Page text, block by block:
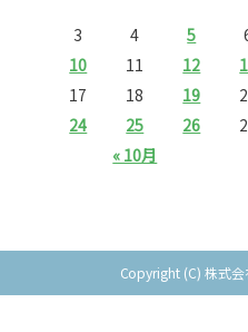
« 10月
3
4 5
10
11 12
17
18 19
24
25 26
Copyright (C) 株式